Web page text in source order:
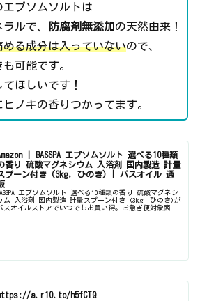
エプソムソルトは
ルで、
防腐剤無添加 の天然由来！
める成分は入っていないので、
可能です。
ほしいです！
ヒノキの香りつかってます。
| BASSPA エプソムソルト 選べる10種類
香り 硫酸マグネシウム 入浴剤 国内製造 計量
プーン付き (3kg, ひのき) | バスオイル 通
エプソムソルト 選べる10種類の香り 硫酸マグネシ
ム 入浴剤 国内製造 計量スプーン付き (3kg, ひのき)が
スオイルストアでいつでもお買い得。お急ぎ便対象商品
a.r10.to/h5fCTQ